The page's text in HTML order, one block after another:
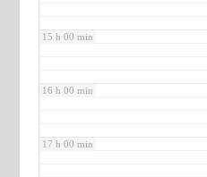
15 h 00 min
16 h 00 min
17 h 00 min